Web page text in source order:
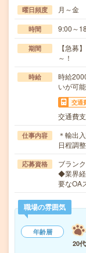
曜日頻度 月～金
時間 9:00～
期間
【急募
～！
時給
時給
いが可
交通
交通費
仕事内容
＊輸出
日程調
応募資格
ブラン
◆業界
要なOA
職場の雰囲気
年齢層
20代